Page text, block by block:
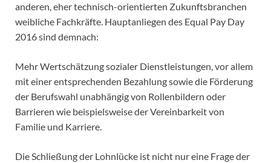
anderen, eher technisch-orientierten Zukunftsbranchen
weibliche Fachkräfte. Hauptanliegen des Equal Pay Day
2016 sind demnach:
Mehr Wertschätzung sozialer Dienstleistungen, vor allem
mit einer entsprechenden Bezahlung sowie die Förderung
der Berufswahl unabhängig von Rollenbildern oder
Barrieren wie beispielsweise der Vereinbarkeit von
Familie und Karriere.
Die Schließung der Lohnlücke ist nicht nur eine Frage der